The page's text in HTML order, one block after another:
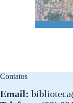
Contatos
Email: